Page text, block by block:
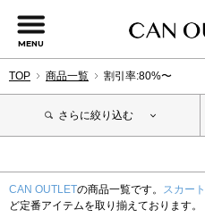
MENU
TOP 商品一覧 割引率:80%〜
さらに絞り込む
CAN OUTLETの商品一覧です。 スカート
ど定番アイテムを取り揃えております。